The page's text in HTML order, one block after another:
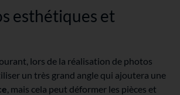
esthétiques et
lors de la réalisation de photos
un très grand angle qui ajoutera une
, mais cela peut déformer les pièces et